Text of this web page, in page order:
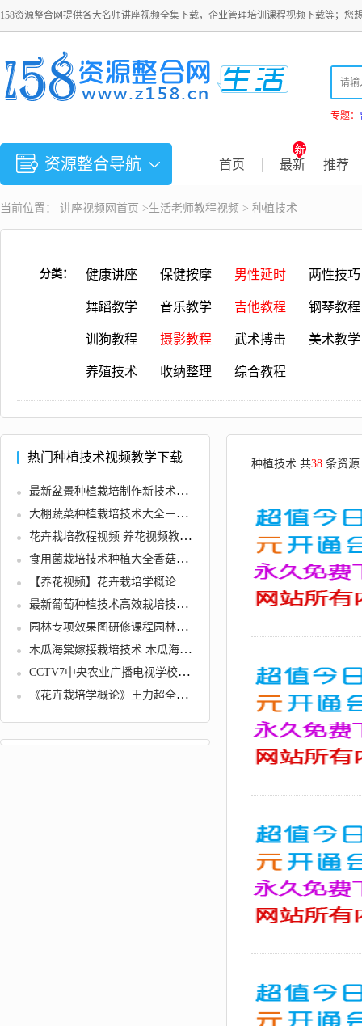
158资源整合网提供各大名师讲座视频全集下载，企业管理培训课程视频下载等；您
专题：
资源整合导航 首页 最新 推荐
当前位置： 讲座视频 网首页 >生活老师教程视频 > 种植技术
分类： 健康讲座 保健按摩 男性延时 两性技巧
舞蹈教学 音乐教学 吉他教程 钢琴教程
训狗教程 摄影教程 武术搏击 美术教学
养殖技术 收纳整理 综合教程
热门种植技术视频教学下载
最新盆景种植栽培制作新技术大全视频教程教材资料
大棚蔬菜种植栽培技术大全－蔬菜视频教程 种菜技术+教程教材资料
花卉栽培教程视频 养花视频教程合集共4部 自学养花植物盆栽
食用菌栽培技术种植大全香菇蘑菇平菇金针菇黑木耳银耳杏鲍菇等视频教程资料78G24DVD光盘内容
【养花视频】花卉栽培学概论
最新葡萄种植技术高效栽培技术病虫害防治技术 11vcd 种葡萄资料
园林专项效果图研修课程园林效果图PS教程共21节
木瓜海棠嫁接栽培技术 木瓜海棠嫁接视频 木瓜海棠种植栽培技术
CCTV7中央农业广播电视学校《水草种植及繁殖》.mpg视频
《花卉栽培学概论》王力超全13讲
种植技术 共38 条资源